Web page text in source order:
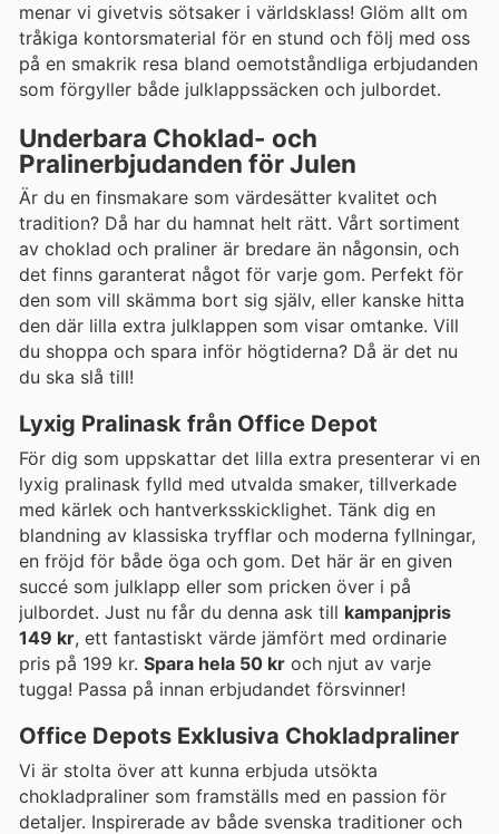
menar vi givetvis sötsaker i världsklass! Glöm allt om
tråkiga kontorsmaterial för en stund och följ med oss
på en smakrik resa bland oemotståndliga erbjudanden
som förgyller både julklappssäcken och julbordet.
Underbara Choklad- och
Pralinerbjudanden för Julen
Är du en finsmakare som värdesätter kvalitet och
tradition? Då har du hamnat helt rätt. Vårt sortiment
av choklad och praliner är bredare än någonsin, och
det finns garanterat något för varje gom. Perfekt för
den som vill skämma bort sig själv, eller kanske hitta
den där lilla extra julklappen som visar omtanke. Vill
du shoppa och spara inför högtiderna? Då är det nu
du ska slå till!
Lyxig Pralinask från Office Depot
För dig som uppskattar det lilla extra presenterar vi en
lyxig pralinask fylld med utvalda smaker, tillverkade
med kärlek och hantverksskicklighet. Tänk dig en
blandning av klassiska tryfflar och moderna fyllningar,
en fröjd för både öga och gom. Det här är en given
succé som julklapp eller som pricken över i på
julbordet. Just nu får du denna ask till kampanjpris
149 kr, ett fantastiskt värde jämfört med ordinarie
pris på 199 kr. Spara hela 50 kr och njut av varje
tugga! Passa på innan erbjudandet försvinner!
Office Depots Exklusiva Chokladpraliner
Vi är stolta över att kunna erbjuda utsökta
chokladpraliner som framställs med en passion för
detaljer. Inspirerade av både svenska traditioner och